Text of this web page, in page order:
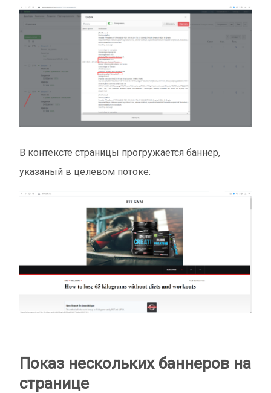
В контексте страницы прогружается баннер,
указаный в целевом потоке:
Показ нескольких баннеров на
странице